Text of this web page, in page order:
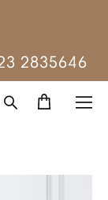
2835646